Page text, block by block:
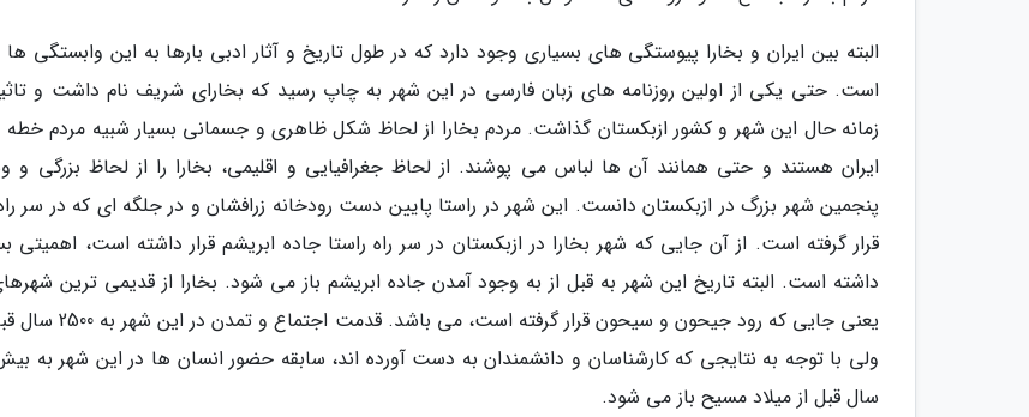
البته بین ایران و بخارا پیوستگی های بسیاری وجود دارد که در طول تاریخ و آثار ادبی بارها به این وابستگی
است. حتی یکی از اولین روزنامه های زبان فارسی در این شهر به چاپ رسید که بخارای شریف نام داشت و
زمانه حال این شهر و کشور ازبکستان گذاشت. مردم بخارا از لحاظ شکل ظاهری و جسمانی بسیار شبیه مردم خطه
ایران هستند و حتی همانند آن ها لباس می پوشند. از لحاظ جغرافیایی و اقلیمی، بخارا را از لحاظ بزرگی و
پنجمین شهر بزرگ در ازبکستان دانست. این شهر در راستا پایین دست رودخانه زرافشان و در جلگه ای که در سر
قرار گرفته است. از آن جایی که شهر بخارا در ازبکستان در سر راه راستا جاده ابریشم قرار داشته است، اهمیتی
داشته است. البته تاریخ این شهر به قبل از به وجود آمدن جاده ابریشم باز می شود. بخارا از قدیمی ترین شهرهای
یعنی جایی که رود جیحون و سیحون قرار
ولی با توجه به نتایجی که کارشناسان و دانشمندان به دست آورده اند، سابقه حضور انسان ها در این شهر به
سال قبل از میلاد مسیح باز می شود.